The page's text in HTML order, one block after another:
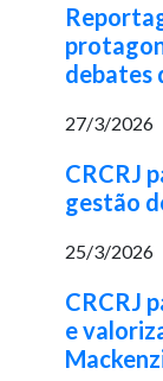
debates
27/3/2026
CRCRJ
gestão
25/3/2026
CRCRJ
e